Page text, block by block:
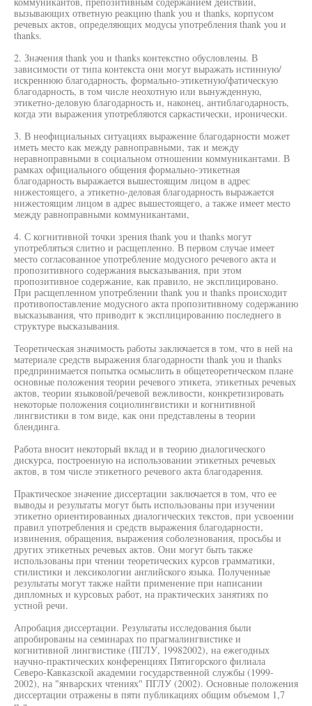
вызывающих ответную реакцию thank you и thanks, корпусом
речевых актов, определяющих модусы употребления thank you и
thanks.
2. Значения thank you и thanks контекстно обусловлены. В
зависимости от типа контекста они могут выражать истинную/
искреннюю благодарность, формально-этикетную/фатическую
благодарность, в том числе неохотную или вынужденную,
этикетно-деловую благодарность и, наконец, антиблагодарность,
когда эти выражения употребляются саркастически, иронически.
3. В неофициальных ситуациях выражение благодарности может
иметь место как между равноправными, так и между
неравноправными в социальном отношении коммуникантами. В
рамках официального общения формально-этикетная
благодарность выражается вышестоящим лицом в адрес
нижестоящего, а этикетно-деловая благодарность выражается
нижестоящим лицом в адрес вышестоящего, а также имеет место
между равноправными коммуникантами,
4. С когнитивной точки зрения thank you и thanks могут
употребляться слитно и расщепленно. В первом случае имеет
место согласованное употребление модусного речевого акта и
пропозитивного содержания высказывания, при этом
пропозитивное содержание, как правило, не эксплицировано.
При расщепленном употреблении thank you и thanks происходит
противопоставление модусного акта пропозитивному содержанию
высказывания, что приводит к эксплицированию последнего в
структуре высказывания.
Теоретическая значимость работы заключается в том, что в ней на
материале средств выражения благодарности thank you и thanks
предпринимается попытка осмыслить в общетеоретическом плане
основные положения теории речевого этикета, этикетных речевых
актов, теории языковой/речевой вежливости, конкретизировать
некоторые положения социолингвистики и когнитивной
лингвистики в том виде, как они представлены в теории
блендинга.
Работа вносит некоторый вклад и в теорию диалогического
дискурса, построенную на использовании этикетных речевых
актов, в том числе этикетного речевого акта благодарения.
Практическое значение диссертации заключается в том, что ее
выводы и результаты могут быть использованы при изучении
этикетно ориентированных диалогических текстов, при усвоении
правил употребления и средств выражения благодарности,
извинения, обращения, выражения соболезнования, просьбы и
других этикетных речевых актов. Они могут быть также
использованы при чтении теоретических курсов грамматики,
стилистики и лексикологии английского языка. Полученные
результаты могут также найти применение при написании
дипломных и курсовых работ, на практических занятиях по
устной речи.
Апробация диссертации. Результаты исследования были
апробированы на семинарах по прагмалингвистике и
когнитивной лингвистике (ПГЛУ, 19982002), на ежегодных
научно-практических конференциях Пятигорского филиала
Северо-Кавказской академии государственной службы (1999-
2002), на "январских чтениях" ПГЛУ (2002). Основные положения
диссертации отражены в пяти публикациях общим объемом 1,7